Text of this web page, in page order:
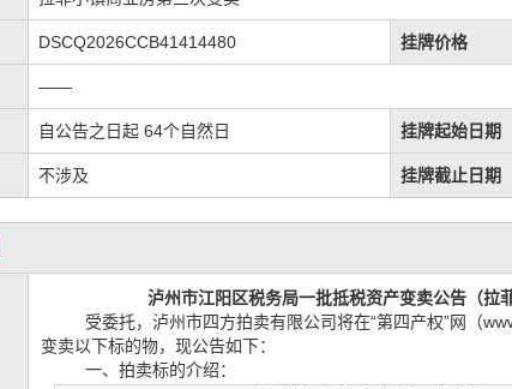
DSCQ2026CCB41414480 挂牌价格
——
自公告之日起 64个自然日 挂牌起始日期
不涉及 挂牌截止日期
泸州市江阳区税务局一批抵税资产变卖公告（拉
受委托，泸州市四方拍卖有限公司将在“第四产权”网（
变卖以下标的物，现公告如下：
一、拍卖标的介绍：